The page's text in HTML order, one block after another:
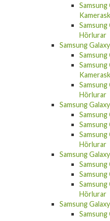
Samsung
Samsung
Hörlurar
Samsung
Samsung
Samsung
Samsung
Hörlurar
Samsung
Samsung
Samsung
Samsung
Hörlurar
Samsung
Samsung
Samsung
Samsung
Hörlurar
Samsung
Samsung